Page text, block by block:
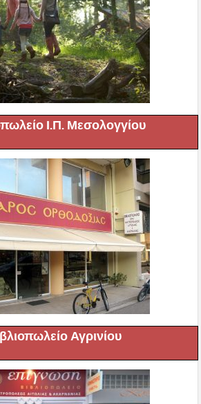
Ι.Π. Μεσολογγίου
Αγρινίου